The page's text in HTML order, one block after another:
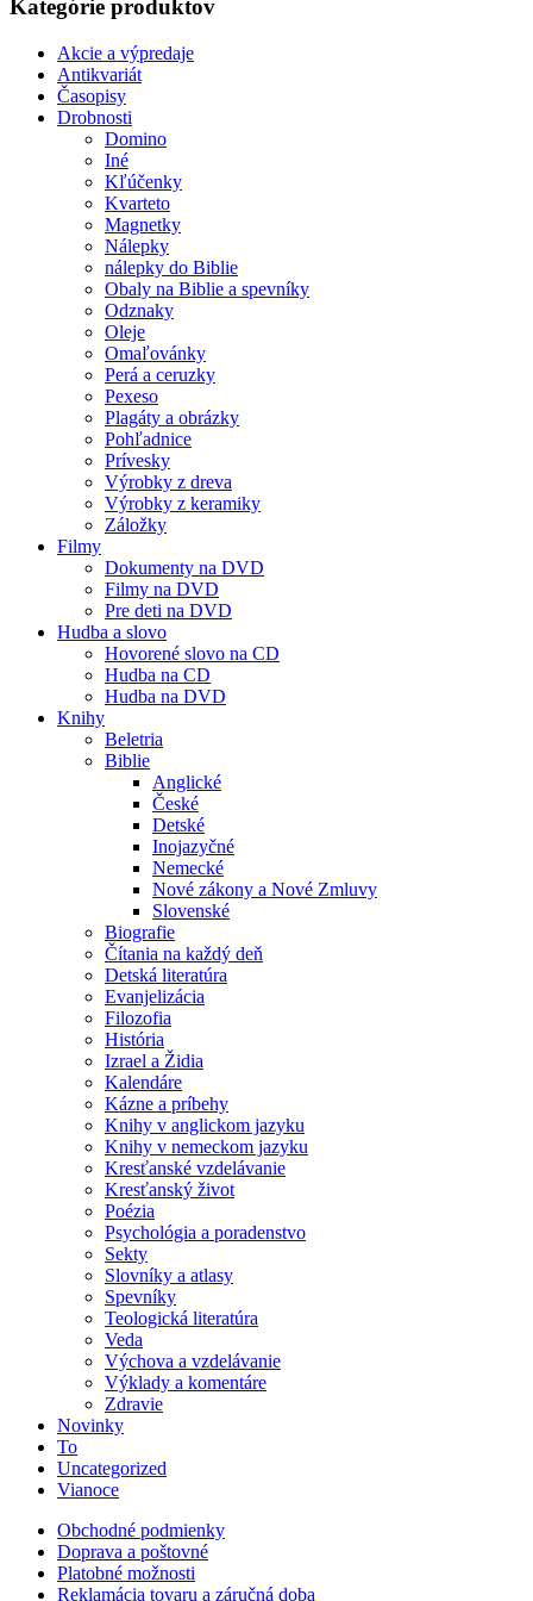
Kategórie produktov
Akcie a výpredaje
Antikvariát
Časopisy
Drobnosti
Domino
Iné
Kľúčenky
Kvarteto
Magnetky
Nálepky
nálepky do Biblie
Obaly na Biblie a spevníky
Odznaky
Oleje
Omaľovánky
Perá a ceruzky
Pexeso
Plagáty a obrázky
Pohľadnice
Prívesky
Výrobky z dreva
Výrobky z keramiky
Záložky
Filmy
Dokumenty na DVD
Filmy na DVD
Pre deti na DVD
Hudba a slovo
Hovorené slovo na CD
Hudba na CD
Hudba na DVD
Knihy
Beletria
Biblie
Anglické
České
Detské
Inojazyčné
Nemecké
Nové zákony a Nové Zmluvy
Slovenské
Biografie
Čítania na každý deň
Detská literatúra
Evanjelizácia
Filozofia
História
Izrael a Židia
Kalendáre
Kázne a príbehy
Knihy v anglickom jazyku
Knihy v nemeckom jazyku
Kresťanské vzdelávanie
Kresťanský život
Poézia
Psychológia a poradenstvo
Sekty
Slovníky a atlasy
Spevníky
Teologická literatúra
Veda
Výchova a vzdelávanie
Výklady a komentáre
Zdravie
Novinky
To
Uncategorized
Vianoce
Obchodné podmienky
Doprava a poštovné
Platobné možnosti
Reklamácia tovaru a záručná doba